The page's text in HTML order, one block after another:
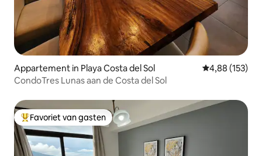
Appartement in Playa Costa del Sol Gemiddelde
4,88 (153)
CondoTres Lunas aan de Costa del Sol
Topfavoriet van gasten
Favoriet van gasten